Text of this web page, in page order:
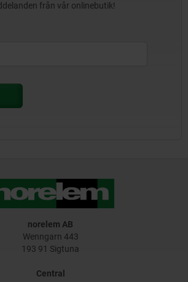
från vår onlinebutik!
norelem AB
Wenngarn 443
193 91 Sigtuna
Central